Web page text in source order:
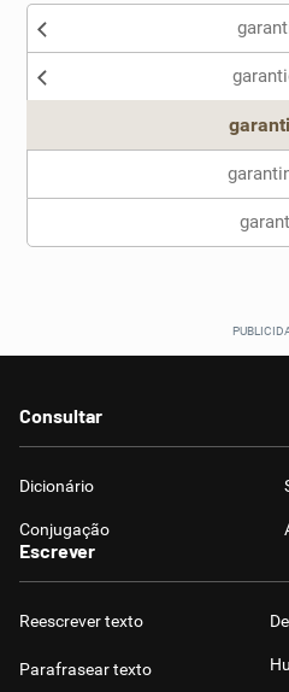
Nenhum dos sinônimos
Consultar
Dicionário
Conjugação
Escrever
Reescrever texto
Parafrasear texto